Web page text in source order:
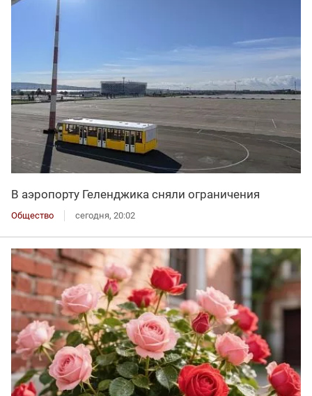
В аэропорту Геленджика сняли ограничения
Общество сегодня, 20:02